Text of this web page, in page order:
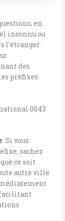
en
inconnu ou
l’étranger.
des
préfixes
0043
. Si vous
sachez
ce soit
autre ville
facilitant